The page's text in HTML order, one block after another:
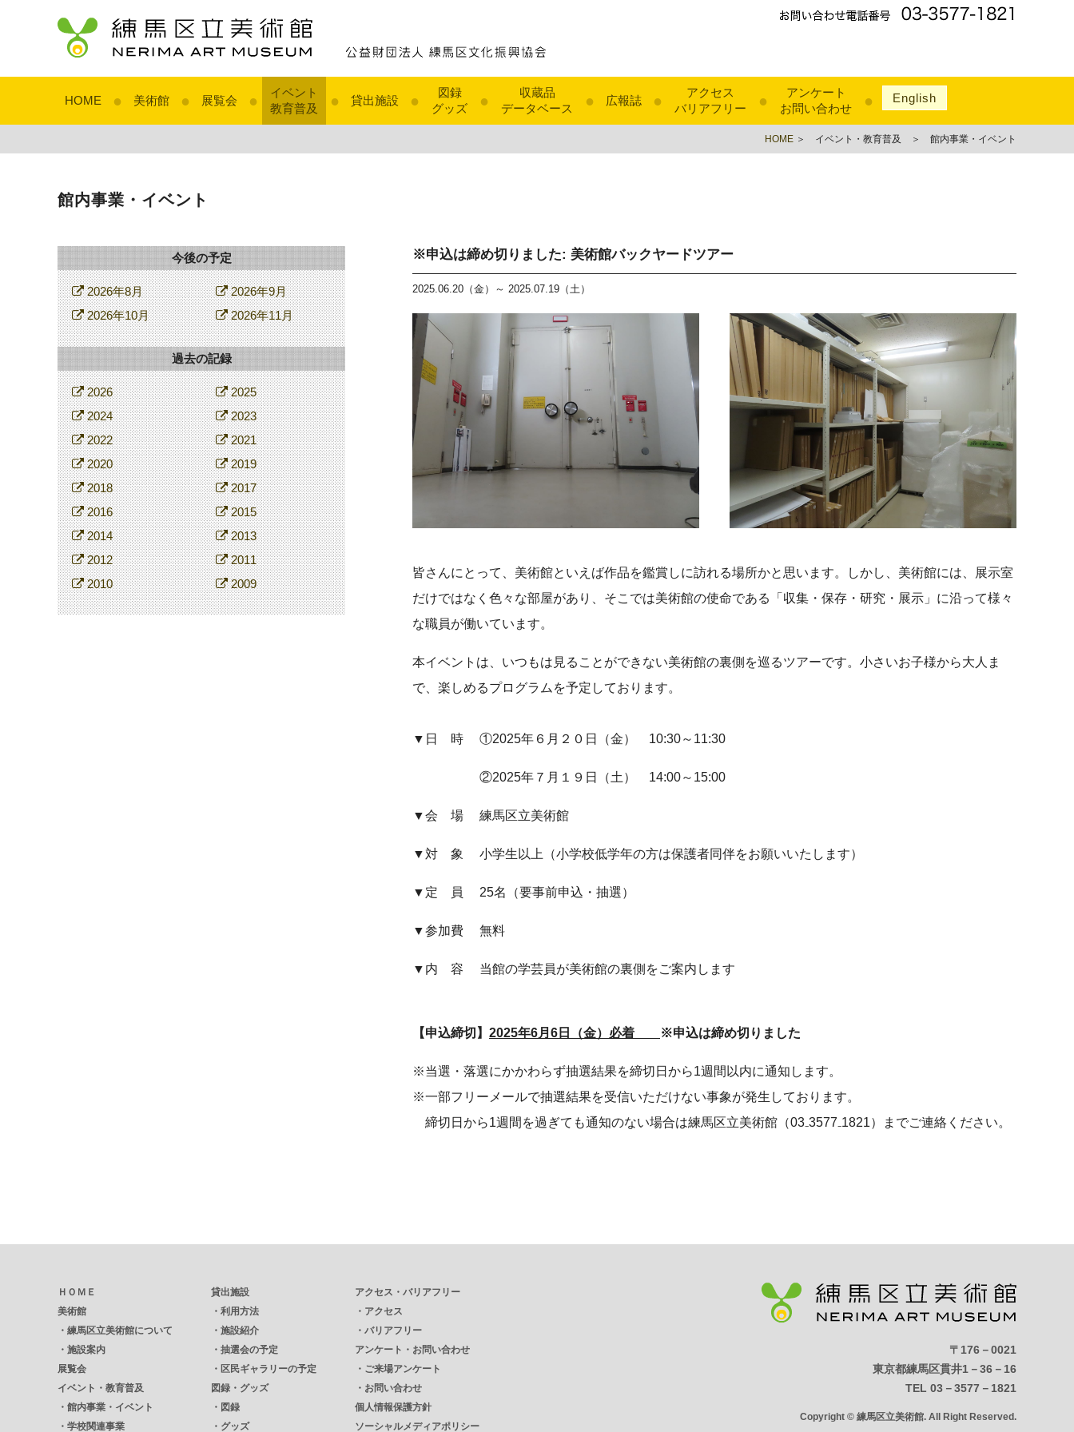
HOME ● 美術館 ● 展覧会 ●
イベント
教育普及
● 貸出施設 ●
図録
グッズ
●
収蔵品
データベース
● 広報誌 ●
アクセス
バリアフリー
●
アンケート
お問い合わせ
● English
HOME ＞ イベント・教育普及 ＞ 館内事業・イベント
館内事業・イベント
今後の予定
2026年8月
2026年9月
2026年10月
2026年11月
過去の記録
2026
2025
2024
2023
2022
2021
2020
2019
2018
2017
2016
2015
2014
2013
2012
2011
2010
2009
※申込は締め切りました: 美術館バックヤードツアー
2025.06.20（金）～ 2025.07.19（土）
皆さんにとって、美術館といえば作品を鑑賞しに訪れる場所かと思います。しかし、美術館には、展示室
だけではなく色々な部屋があり、そこでは美術館の使命である「収集・保存・研究・展示」に沿って様々
な職員が働いています。
本イベントは、いつもは見ることができない美術館の裏側を巡るツアーです。小さいお子様から大人ま
で、楽しめるプログラムを予定しております。
▼日 時 ①2025年６月２０日（金） 10:30～11:30
②2025年７月１９日（土） 14:00～15:00
▼会 場 練馬区立美術館
▼対 象 小学生以上（小学校低学年の方は保護者同伴をお願いいたします）
▼定 員 25名（要事前申込・抽選）
▼参加費 無料
▼内 容 当館の学芸員が美術館の裏側をご案内します
【申込締切】 2025年6月 6 日（金）必着 ※申込は締め切りました
※当選・落選にかかわらず抽選結果を締切日から1週間以内に通知します。
※一部フリーメールで抽選結果を受信いただけない事象が発生しております。
締切日から1週間を過ぎても通知のない場合は練馬区立美術館（03 3577 1821）までご連絡ください。
ＨＯＭＥ
美術館
・ 練馬区立美術館について
・ 施設案内
展覧会
イベント・教育普及
・ 館内事業・イベント
・ 学校関連事業
貸出施設
・ 利用方法
・ 施設紹介
・ 抽選会の予定
・ 区民ギャラリーの予定
図録・グッズ
・ 図録
・ グッズ
アクセス・バリアフリー
・ アクセス
・ バリアフリー
アンケート・お問い合わせ
・ ご来場アンケート
・ お問い合わせ
個人情報保護方針
ソーシャルメディアポリシー
〒176－0021
東京都練馬区貫井1－36－16
TEL 03－3577－1821
Copyright © 練馬区立美術館. All Right Reserved.